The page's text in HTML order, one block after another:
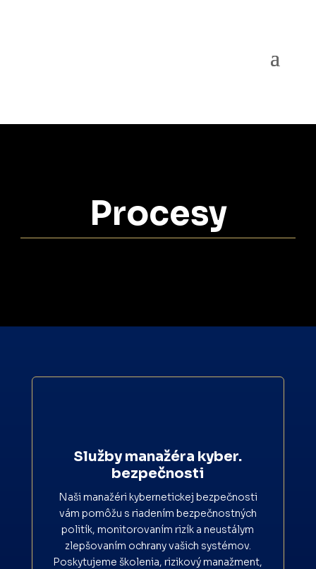
Procesy
Služby manažéra kyber.
bezpečnosti
Naši manažéri kybernetickej bezpečnosti
vám pomôžu s riadením bezpečnostných
politík, monitorovaním rizík a neustálym
zlepšovaním ochrany vašich systémov.
Poskytujeme školenia, rizikový manažment,